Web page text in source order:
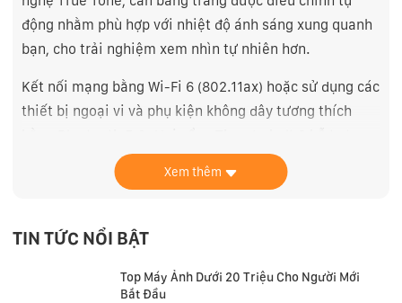
động nhằm phù hợp với nhiệt độ ánh sáng xung quanh
bạn, cho trải nghiệm xem nhìn tự nhiên hơn.
Kết nối mạng bằng Wi-Fi 6 (802.11ax) hoặc sử dụng các
thiết bị ngoại vi và phụ kiện không dây tương thích
USB4 và thậm chí có thể kết nối với màn hình Apple
Pro Display XDR ở độ phân giải 6K hoàn chỉnh. Apple
và gọi thoại trong rõ. Camera ISP mới nhất của hãng
hơn trong các vùng tối và vùng sáng trong các cuộc gọi
Xem thêm
TIN TỨC NỔI BẬT
Top Máy Ảnh Dưới 20 Triệu Cho Người Mới
Bắt Đầu